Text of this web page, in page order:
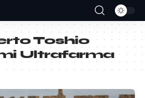
Toshio
Ultrafarma